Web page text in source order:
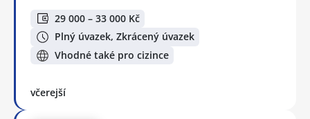
29 000 – 33 000 Kč
Plný úvazek, Zkrácený úvazek
Vhodné také pro cizince
včerejší